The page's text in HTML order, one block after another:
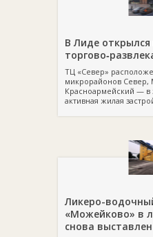
В Лиде
ТЦ «Север»
микрорайонов
Красноармейский — в
активная жилая
Ликеро-
«Можейково» в
снова